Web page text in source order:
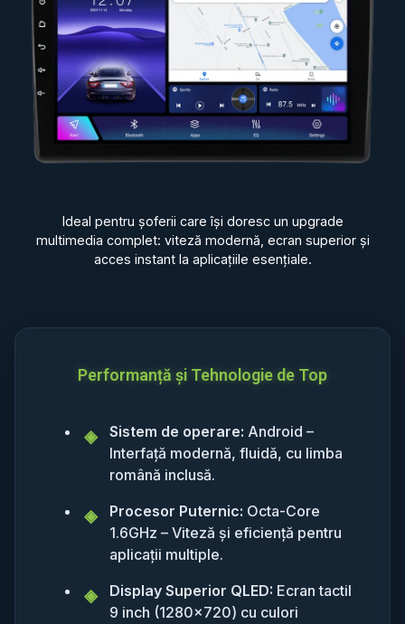
Ideal pentru șoferii care își doresc un upgrade
multimedia complet: viteză modernă, ecran superior și
acces instant la aplicațiile esențiale.
Performanță și Tehnologie de Top
Sistem de operare: Android –
Interfață modernă, fluidă, cu limba
română inclusă.
Procesor Puternic: Octa-Core
1.6GHz – Viteză și eficiență pentru
aplicații multiple.
Display Superior QLED: Ecran tactil
9 inch (1280x720) cu culori